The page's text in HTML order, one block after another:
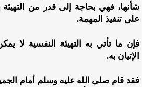
شأنها، فهي بحاجة إلى قدر من التهيئة
على تنفيذ المهمة.
فإن ما تأتي به التهيئة النفسية لا
الإتيان به.
فقد قام صلى الله عليه وسلم أمام